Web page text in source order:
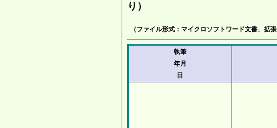
り）
（ファイル形式：マイクロソフトワード文書、拡張
執筆
年月
日